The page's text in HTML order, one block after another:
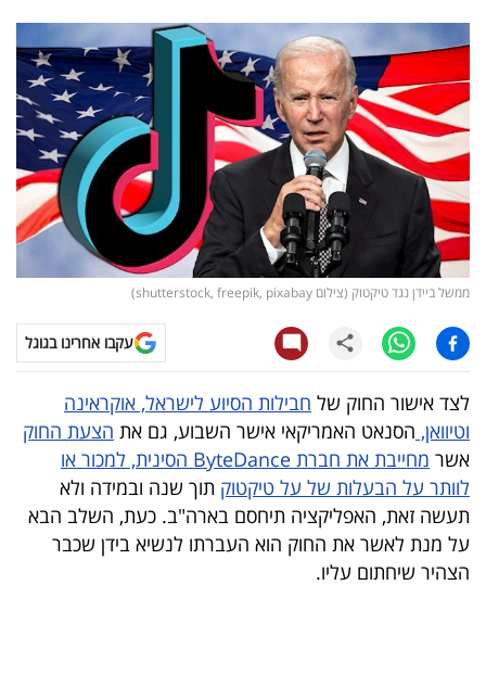
ומחקרים
דעות
רכילות
עסקית
קריפטו
ויראלי
עסקי
ספורט
קריירה
ולימודים
מינויים
רייטינג
ממשל ביידן נגד טיקטוק (צילום shutterstock, freepik, pixabay)
עקבו אחרינו בגוגל
לצד אישור החוק של חבילות הסיוע לישראל, אוקראינה
וטיוואן, הסנאט האמריקאי אישר השבוע, גם את הצעת החוק
אשר
מחייבת את חברת ByteDance הסינית, למכור או
לוותר על הבעלות של על טיקטוק תוך שנה ובמידה ולא
תעשה זאת, האפליקציה תיחסם בארה"ב. כעת, השלב הבא
על מנת לאשר את החוק הוא העברתו לנשיא בידן שכבר
הצהיר שיחתום עליו.